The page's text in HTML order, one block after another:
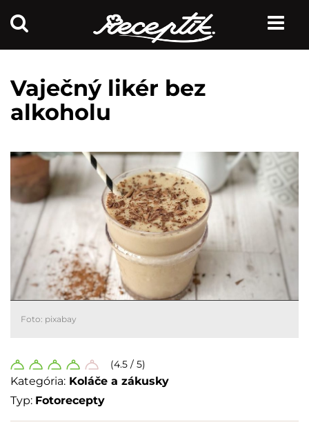
Vaječný likér bez
alkoholu
Foto: pixabay
(4.5 / 5)
Kategória: Koláče a zákusky
Typ: Fotorecepty